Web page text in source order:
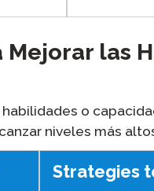
Mejorar las
o
niveles más
Strategies